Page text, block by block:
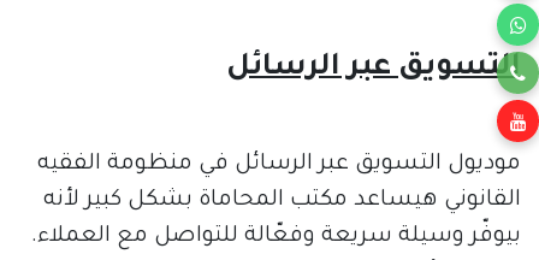
التسويق عبر الرسائل
موديول التسويق عبر الرسائل في منظومة الفقيه
القانوني هيساعد مكتب المحاماة بشكل كبير لأنه
بيوفّر وسيلة سريعة وفعّالة للتواصل مع العملاء.